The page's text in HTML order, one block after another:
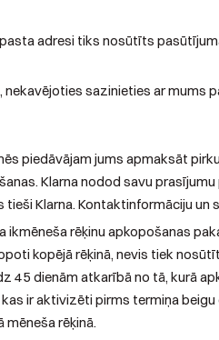
adresi tiks nosūtīts
sazinieties ar mums
piedāvājam jums apmaksāt
Klarna nodod savu
Klarna. Kontaktinformāciju
rēķinu apkopošanas
kopējā rēķinā, nevis tiek
45 dienām atkarībā no tā, kurā
ir aktivizēti pirms termiņa
rēķinā.